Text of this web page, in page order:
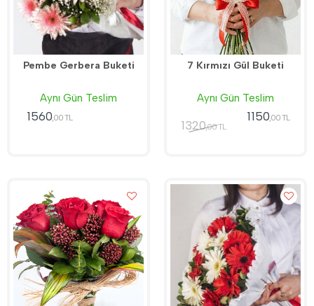
Pembe Gerbera Buketi
Aynı Gün Teslim
1560,00 TL
7 Kırmızı Gül Buketi
Aynı Gün Teslim
1320,00 TL
1150,00 TL